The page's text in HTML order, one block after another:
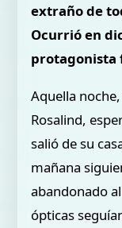
extraño de
Ocurrió en
protagonista
Aquella
Rosalind,
salió de su
mañana
abandonado
ópticas